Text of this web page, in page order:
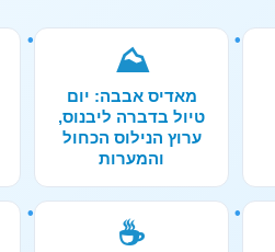
⛰️
מאדיס אבבה: יום
טיול בדברה ליבנוס,
ערוץ הנילוס הכחול
והמערות
☕